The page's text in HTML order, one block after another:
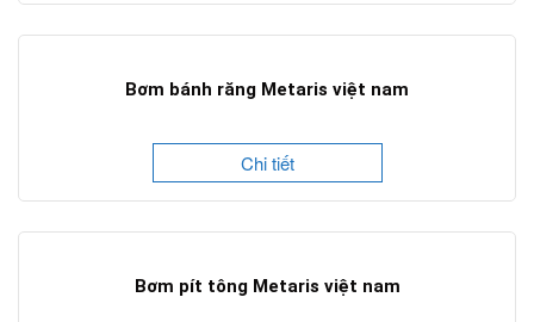
Bơm bánh răng Metaris việt nam
Chi tiết
Bơm pít tông Metaris việt nam